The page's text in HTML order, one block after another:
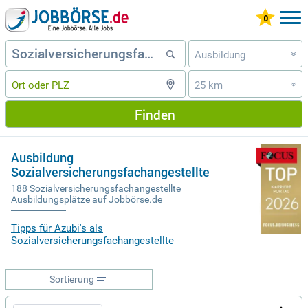
Ausbildung »
25 km »
Finden
Ausbildung
Sozialversicherungsfachangestellte
188 Sozialversicherungsfachangestellte
Ausbildungsplätze auf Jobbörse.de
Tipps für Azubi's als
Sozialversicherungsfachangestellte
Sortierung